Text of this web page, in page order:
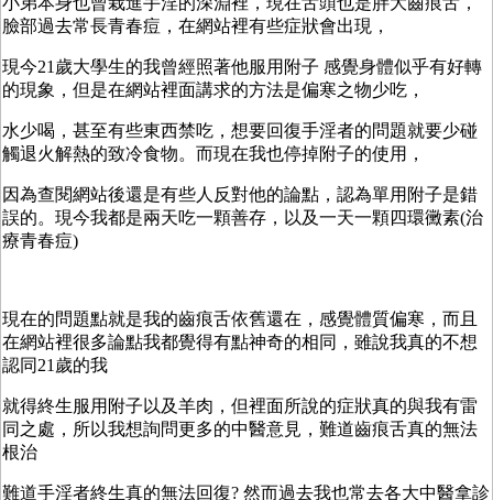
臉部過去常長青春痘，在網站裡有些症狀會出現，
現今21歲大學生的我曾經照著他服用附子 感覺身體似乎有好轉
的現象，但是在網站裡面講求的方法是偏寒之物少吃，
水少喝，甚至有些東西禁吃，想要回復手淫者的問題就要少碰
觸退火解熱的致冷食物。而現在我也停掉附子的使用，
因為查閱網站後還是有些人反對他的論點，認為單用附子是錯
誤的。現今我都是兩天吃一顆善存，以及一天一顆四環黴素(治
療青春痘)
現在的問題點就是我的齒痕舌依舊還在，感覺體質偏寒，而且
在網站裡很多論點我都覺得有點神奇的相同，雖說我真的不想
認同21歲的我
就得終生服用附子以及羊肉，但裡面所說的症狀真的與我有雷
同之處，所以我想詢問更多的中醫意見，難道齒痕舌真的無法
根治
難道手淫者終生真的無法回復? 然而過去我也常去各大中醫拿診